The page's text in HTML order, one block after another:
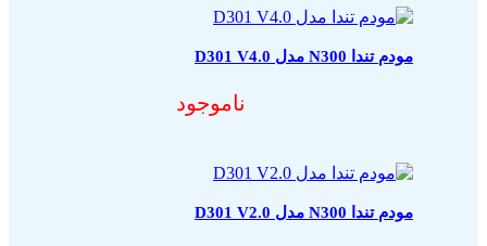
مودم تندا N300 مدل D301 V4.0
ناموجود
مودم تندا N300 مدل D301 V2.0